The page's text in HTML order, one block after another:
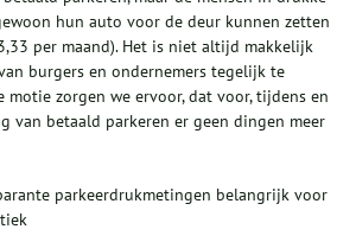
hun auto voor de deur kunnen zetten
per maand). Het is niet altijd makkelijk
burgers en ondernemers tegelijk te
motie zorgen we ervoor, dat voor, tijdens en
van betaald parkeren er geen dingen meer
parkeerdrukmetingen belangrijk voor